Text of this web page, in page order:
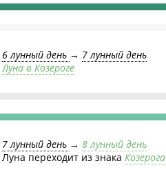
6 лунный день → 7 лунный день
Луна в Козероге
7 лунный день → 8 лунный день
Луна переходит из знака Козерога